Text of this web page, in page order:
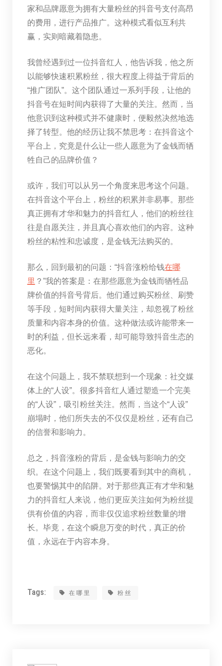
家和品牌愿意为拥有大量粉丝的抖音号支付高昂
的费用，进行产品推广。这种模式看似互利共
赢，实则暗藏着隐患。
我曾经遇到过一位抖音红人，他告诉我，他之所
以能够快速积累粉丝，很大程度上得益于背后的
“推广团队”。这个团队通过一系列手段，让他的
抖音号在短时间内获得了大量的关注。然而，当
他意识到这种模式并不健康时，便毅然决然地选
择了转型。他的经历让我不禁思考：在抖音这个
平台上，究竟是什么让一些人愿意为了金钱而牺
牲自己的品牌价值？
或许，我们可以从另一个角度来思考这个问题。
在抖音这个平台上，粉丝的积累并非易事。那些
真正拥有才华和魅力的抖音红人，他们的粉丝往
往是自愿关注，并且真心喜欢他们的内容。这种
粉丝的粘性和忠诚度，是金钱无法购买的。
那么，回到最初的问题：“抖音涨粉给钱在哪
里 ？”我的答案是：在那些愿意为金钱而牺牲品
牌价值的抖音号背后。他们通过购买粉丝、刷赞
等手段，短时间内获得大量关注，却忽视了粉丝
质量和内容本身的价值。这种做法或许能带来一
时的利益，但长远来看，却可能导致抖音生态的
恶化。
在这个问题上，我不禁联想到一个现象：社交媒
体上的“人设”。很多抖音红人通过塑造一个完美
的“人设”，吸引粉丝关注。然而，当这个“人设”
崩塌时，他们所失去的不仅仅是粉丝，还有自己
的信誉和影响力。
总之，抖音涨粉的背后，是金钱与影响力的交
织。在这个问题上，我们既要看到其中的商机，
也要警惕其中的陷阱。对于那些真正有才华和魅
力的抖音红人来说，他们更应关注如何为粉丝提
供有价值的内容，而非仅仅追求粉丝数量的增
长。毕竟，在这个瞬息万变的时代，真正的价
值，永远在于内容本身。
Tags: 在哪里 粉丝